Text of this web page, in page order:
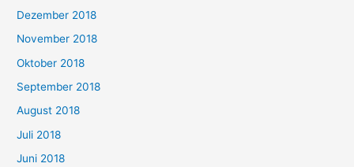
Dezember 2018
November 2018
Oktober 2018
September 2018
August 2018
Juli 2018
Juni 2018